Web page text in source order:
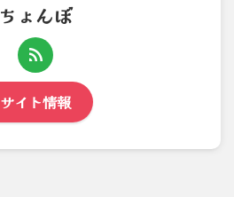
ちょんぼ
サイト情報